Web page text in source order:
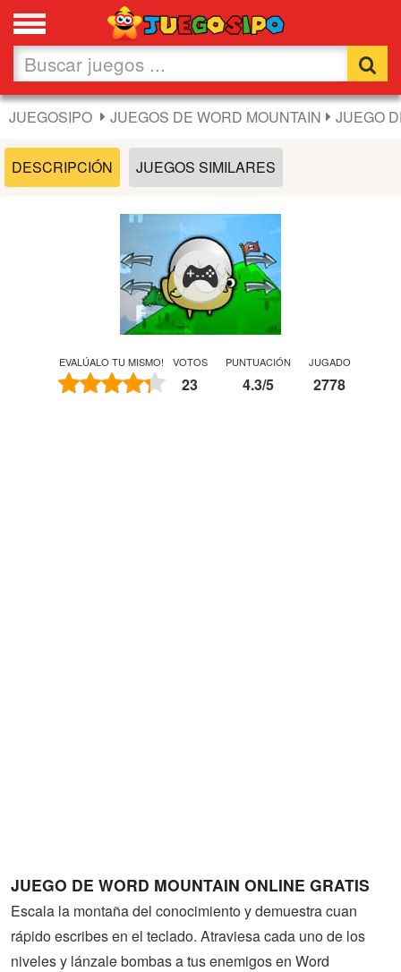
Favoritos
Nuevos
Flash
Acción
Chicas
Fútbol
Animaciones
JUEGOSIPO JUEGOS DE WORD MOUNTAIN JUEGO
DESCRIPCIÓN JUEGOS SIMILARES
EVALÚALO TU MISMO! VOTOS
23
PUNTUACIÓN
4.3/5
JUGADO
2778
JUEGO DE WORD MOUNTAIN ONLINE GRATIS
Escala la montaña del conocimiento y demuestra cuan
rápido escribes en el teclado. Atraviesa cada uno de los
niveles y lánzale bombas a tus enemigos en Word